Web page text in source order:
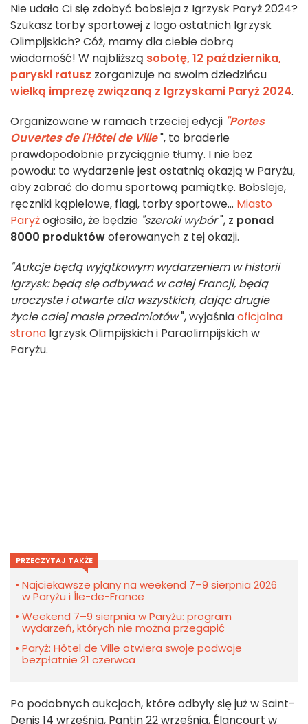
Nie udało Ci się zdobyć bobsleja z Igrzysk Paryż 2024?
Szukasz torby sportowej z logo ostatnich Igrzysk
Olimpijskich? Cóż, mamy dla ciebie dobrą
wiadomość! W najbliższą sobotę, 12 października,
paryski ratusz zorganizuje na swoim dziedzińcu
wielką imprezę związaną z Igrzyskami Paryż 2024.
Organizowane w ramach trzeciej edycji "Portes
Ouvertes de l'Hôtel de Ville", to braderie
prawdopodobnie przyciągnie tłumy. I nie bez
powodu: to wydarzenie jest ostatnią okazją w Paryżu,
aby zabrać do domu sportową pamiątkę. Bobsleje,
ręczniki kąpielowe, flagi, torby sportowe... Miasto
Paryżogłosiło, że będzie "szeroki wybór", z ponad
8000 produktówoferowanych z tej okazji.
"Aukcje będą wyjątkowym wydarzeniem w historii
Igrzysk: będą się odbywać w całej Francji, będą
uroczyste i otwarte dla wszystkich, dając drugie
życie całej masie przedmiotów", wyjaśniaoficjalna
strona Igrzysk Olimpijskich i Paraolimpijskich w
Paryżu.
PRZECZYTAJ TAKŻE
Najciekawsze plany na weekend 7–9 sierpnia 2026
w Paryżu i Île-de-France
Weekend 7–9 sierpnia w Paryżu: program
wydarzeń, których nie można przegapić
Paryż: Hôtel de Ville otwiera swoje podwoje
bezpłatnie 21 czerwca
Po podobnych aukcjach, które odbyły się już w Saint-
Denis 14 września, Pantin 22 września, Élancourt w